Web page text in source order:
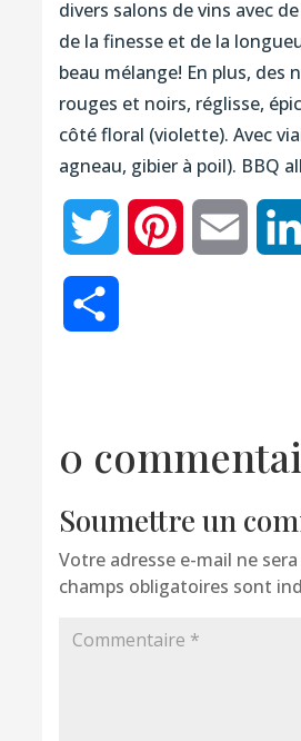
divers salons de vins avec
de la finesse et de la
beau mélange! En plus, des
rouges et noirs, réglisse,
côté floral (violette). Avec
agneau, gibier à poil). BBQ
Twitter Pinterest Email
0
Soumettre un
Votre adresse e-mail ne sera
champs obligatoires sont